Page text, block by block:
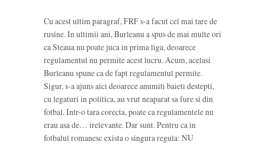
Cu acest ultim paragraf, FRF s-a facut cel mai tare de
rusine. In ultimii ani, Burleanu a spus de mai multe ori
ca Steaua nu poate juca in prima liga, deoarece
regulamentul nu permite acest lucru. Acum, acelasi
Burleanu spune ca de fapt regulamentul permite.
Sigur, s-a ajuns aici deoarece anumiti baieti destepti,
cu legaturi in politica, au vrut neaparat sa fure si din
fotbal. Intr-o tara corecta, poate ca regulamentele nu
erau asa de… irelevante. Dar sunt. Pentru ca in
fotbalul romanesc exista o singura regula: NU